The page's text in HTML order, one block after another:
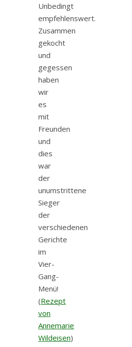
Unbedingt
empfehlenswert.
Zusammen
gekocht
und
gegessen
haben
wir
es
mit
Freunden
und
dies
war
der
unumstrittene
Sieger
der
verschiedenen
Gerichte
im
Vier-
Gang-
Menü!
(Rezept
von
Annemarie
Wildeisen)